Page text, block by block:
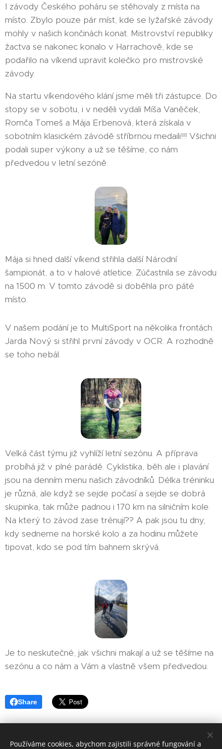
I závody Českého poháru se stěhovaly z místa na
místo. Zbylo pouze pár míst, kde se lyžařské závody
mohly v našich končinách konat. Mistrovství republiky
žactva se nakonec konalo v Harrachově, kde se
podařilo na víkend upravit kolečko pro mistrovské
závody.
Na startu víkendového klání jsme měli tři zástupce. Do
stopy se v sobotu, i v neděli vydali Míša Vaněček,
Romča Tomeš a Mája Erbenová, která získala v
sobotním klasickém závodě stříbrnou medaili!!! Všichni
podali super výkony a už se těšíme, co nám
předvedou v letní sezóně.
Mája si hned další víkend střihla další Národní
šampionát, a to v halové atletice. Zúčastnila se závodu
na 1500 m. V tomto závodě si doběhla pro páté
místo.
V našem podání je to MultiSport na několika frontách.
Jarda Nový si střihl první závody v OCR. A rozhodně
se toho nebál.
Velká část týmu již vyhlíží letní sezónu. A příprava
probíhá již v plné parádě. Cyklistika, běh ale i plavání
jsou na denním menu našich závodníků. Délka tréninku
je různá, ale když se sejde počasí a sejde se dobrá
skupinka, tak může padnou i 170 km na silničním kole.
Na který to závod zase trénují?? A pak jsou tu dny,
kdy sedneme na horské kolo a za hodinu můžete
tipovat, kdo se pod tím bahnem skrývá.
Je to neskutečné, jak všichni makají a už se těšíme na
sezónu a co nám a Vám a vlastně všem předvedou.
Share
Používáme cookies, abychom zajistili správné fungování a